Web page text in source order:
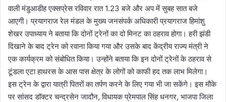
वाली मंडुआडीह एक्सप्रेस रविवार रात 1.23 बजे और अप में सुबह सात बजे
आएगी। प्रयागराज रेल मंडल के मुख्य जनसंपर्क अधिकारी प्रयागराज हिमांशु
शेखर उपाध्याय ने बताया कि दोनों ट्रेनों का दो मिनट का ठहराव होगा। हरी झंडी
दिखाने के बाद ट्रेन को रवाना किया गया और उसके बाद केंद्रीय राज्य मंत्री ने
एक कार्यक्रम को संबोधित किया। उन्होंने बताया कि इन दोनों ट्रेनों के ठहराव से
टूंडला एटा हाथरस के आस पास क्षेत्र के लोगों को काफी हद तक लाभ मिलेगा।
इस ट्रेन के द्वारा यात्री पितरों का तर्पण करने के लिए गया भी जा सकेंगे। इस मौके
पर सांसद डॉक्टर चन्द्रसेन जादौन, विधायक प्रेमपाल सिंह धनगर, भाजपा जिला